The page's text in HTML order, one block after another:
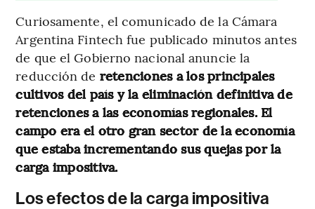
Curiosamente, el comunicado de la Cámara
Argentina Fintech fue publicado minutos antes
de que el Gobierno nacional anuncie la
reducción de retenciones a los principales
cultivos del país y la eliminación definitiva de
retenciones a las economías regionales. El
campo era el otro gran sector de la economía
que estaba incrementando sus quejas por la
carga impositiva.
Los efectos de la carga impositiva